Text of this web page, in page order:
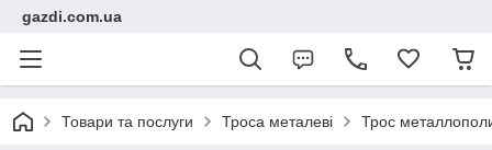
gazdi.com.ua
Товари та послуги Троса металеві Трос